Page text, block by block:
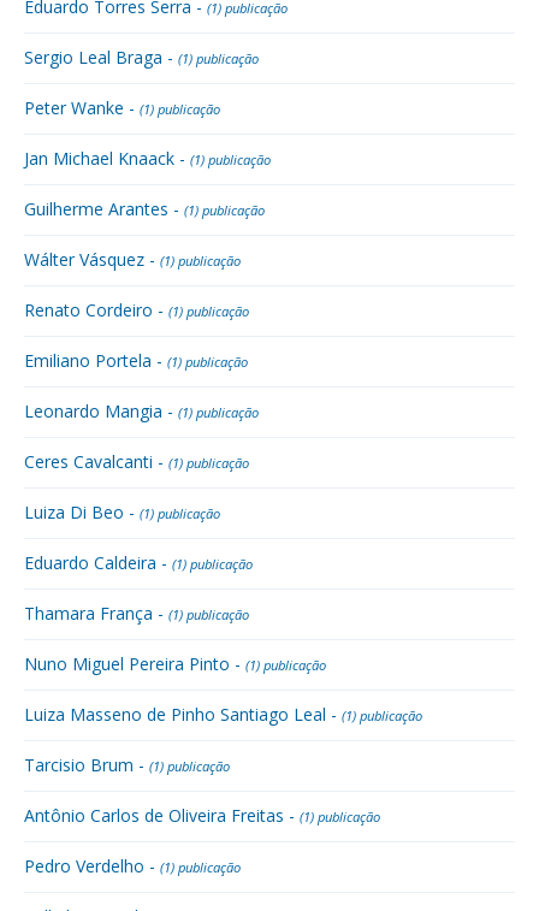
Eduardo Torres Serra - (1) publicação
Sergio Leal Braga - (1) publicação
Peter Wanke - (1) publicação
Jan Michael Knaack - (1) publicação
Guilherme Arantes - (1) publicação
Wálter Vásquez - (1) publicação
Renato Cordeiro - (1) publicação
Emiliano Portela - (1) publicação
Leonardo Mangia - (1) publicação
Ceres Cavalcanti - (1) publicação
Luiza Di Beo - (1) publicação
Eduardo Caldeira - (1) publicação
Thamara França - (1) publicação
Nuno Miguel Pereira Pinto - (1) publicação
Luiza Masseno de Pinho Santiago Leal - (1) publicação
Tarcisio Brum - (1) publicação
Antônio Carlos de Oliveira Freitas - (1) publicação
Pedro Verdelho - (1) publicação